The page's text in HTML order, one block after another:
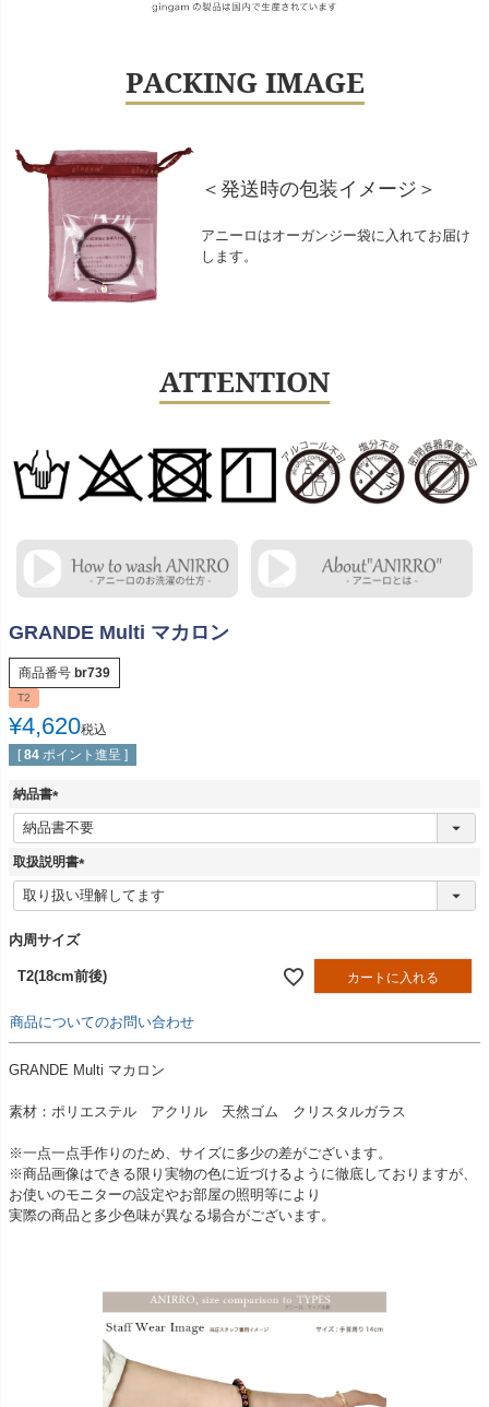
PACKING IMAGE
＜発送時の包装イメージ＞
アニーロはオーガンジー袋に入れてお届け
します。
ATTENTION
GRANDE Multi マカロン
商品番号 br739
T2
¥4,620税込
[ 84 ポイント進呈 ]
納品書
(
必
須
)
取扱説明書
(
必
内周サイズ
T2(18cm前後) カートに入れる
商品についてのお問い合わせ
GRANDE Multi マカロン
素材：ポリエステル アクリル 天然ゴム クリスタルガラス
※一点一点手作りのため、サイズに多少の差がございます。
※商品画像はできる限り実物の色に近づけるように徹底しておりますが、
お使いのモニターの設定やお部屋の照明等により
実際の商品と多少色味が異なる場合がございます。